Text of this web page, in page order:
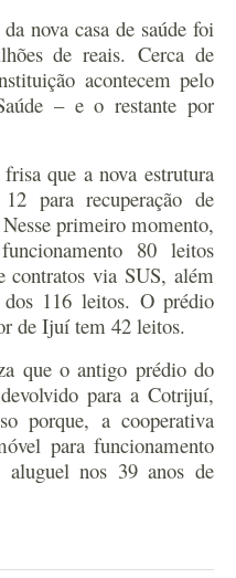
nova casa de saúde foi
de reais. Cerca de
acontecem pelo
– e o restante por
que a nova estrutura
para recuperação de
primeiro momento,
80 leitos
contratos via SUS, além
dos 116 leitos. O prédio
de Ijuí tem 42 leitos.
que o antigo prédio do
para a Cotrijuí,
porque, a cooperativa
para funcionamento
nos 39 anos de